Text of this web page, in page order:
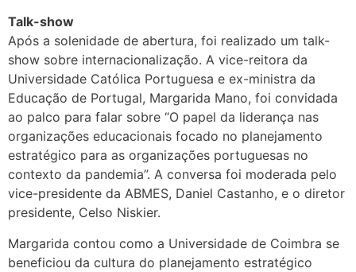
Talk-show
Após a solenidade de abertura, foi realizado um talk-
show sobre internacionalização. A vice-reitora da
Universidade Católica Portuguesa e ex-ministra da
Educação de Portugal, Margarida Mano, foi convidada
ao palco para falar sobre “O papel da liderança nas
organizações educacionais focado no planejamento
estratégico para as organizações portuguesas no
contexto da pandemia”. A conversa foi moderada pelo
vice-presidente da ABMES, Daniel Castanho, e o diretor
presidente, Celso Niskier.
Margarida contou como a Universidade de Coimbra se
beneficiou da cultura do planejamento estratégico